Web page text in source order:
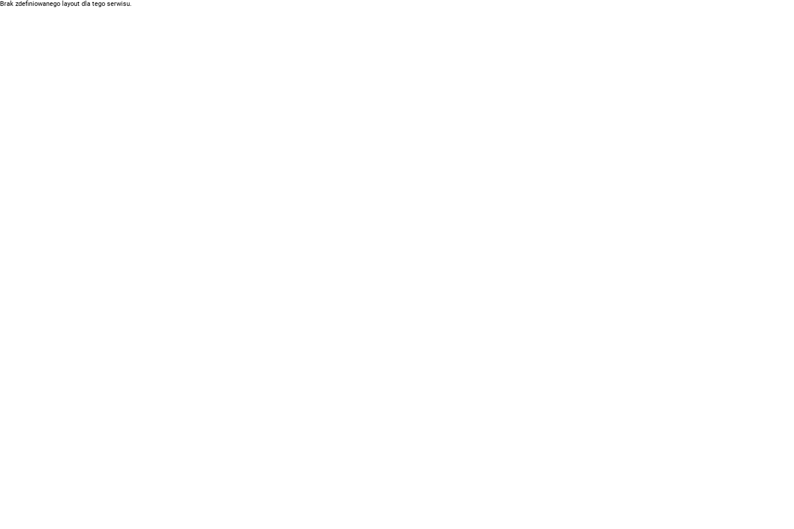
Brak zdefiniowanego layout dla tego serwisu.